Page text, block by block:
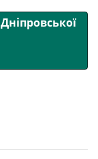
Дніпровської